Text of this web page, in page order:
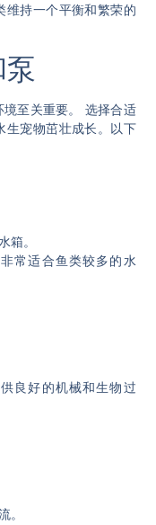
维持一个平衡和繁荣的
至关重要。 选择合适
生宠物茁壮成长。以下
箱。
常适合鱼类较多的水
良好的机械和生物过
。